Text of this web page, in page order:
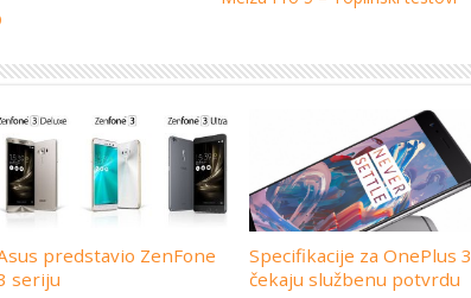
predstavio ZenFone
seriju
Specifikacije za OnePlus 3
čekaju službenu potvrdu